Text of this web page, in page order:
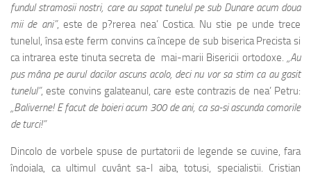
fundul stramosii nostri, care au sapat tunelul pe sub Dunare acum doua
mii de ani”, este de p?rerea nea’ Costica. Nu stie pe unde trece
tunelul, însa este ferm convins ca începe de sub biserica Precista si
ca intrarea este tinuta secreta de mai-marii Bisericii ortodoxe. „Au
pus mâna pe aurul dacilor ascuns acolo, deci nu vor sa stim ca au gasit
tunelul”, este convins galateanul, care este contrazis de nea’ Petru:
„Baliverne! E facut de boieri acum 300 de ani, ca sa-si ascunda comorile
de turci!”
Dincolo de vorbele spuse de purtatorii de legende se cuvine, fara
îndoiala, ca ultimul cuvânt sa-l aiba, totusi, specialistii. Cristian